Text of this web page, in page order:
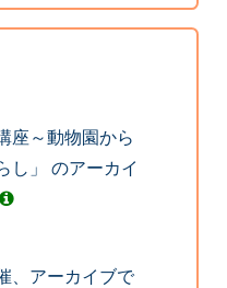
座～動物園から
し」 のアーカイ
、アーカイブで